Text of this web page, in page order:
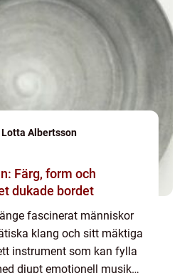
Lotta Albertsson
Färg, form och
dukade bordet
fascinerat människor
klang och sitt mäktiga
instrument som kan fylla
djupt emotionell musik